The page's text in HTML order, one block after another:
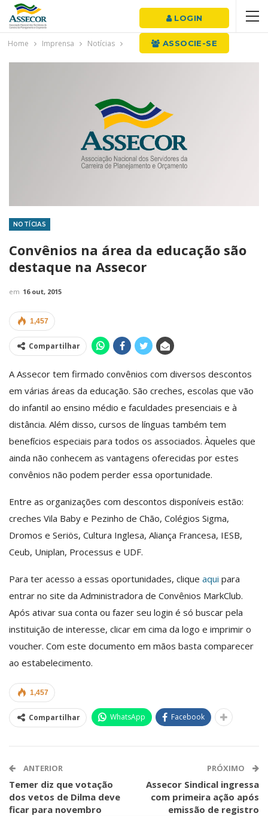
LOGIN
ASSOCIE-SE
Home Imprensa Notícias
NOTÍCIAS
Convênios na área da educação são
destaque na Assecor
em 16 out, 2015
1,457
Compartilhar
A Assecor tem firmado convênios com diversos descontos
em várias áreas da educação. São creches, escolas que vão
do infantil ao ensino médio e faculdades presenciais e à
distância. Além disso, cursos de línguas também tem
benefícios especiais para todos os associados. Àqueles que
ainda não conhecem as vantagens oferecidas por estes
convênios não podem perder essa oportunidade.
Entre as organizações com descontos disponíveis estão:
creches Vila Baby e Pezinho de Chão, Colégios Sigma,
Dromos e Seriös, Cultura Inglesa, Aliança Francesa, IESB,
Ceub, Uniplan, Processus e UDF.
Para ter acesso a essas oportunidades, clique aqui para
entrar no site da Administradora de Convênios MarkClub.
Após ativar sua conta ou fazer seu login é só buscar pela
instituição de interesse, clicar em cima da logo e imprimir o
voucher. Com este documento em mãos basta comparecer
ao estabelecimento.
1,457
Compartilhar WhatsApp Facebook
ANTERIOR
Temer diz que votação
dos vetos de Dilma deve
ficar para novembro
PRÓXIMO
Assecor Sindical ingressa
com primeira ação após
emissão de registro